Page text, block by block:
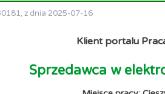
z dnia 2025-07-16
Klient portalu
Sprzedawca w